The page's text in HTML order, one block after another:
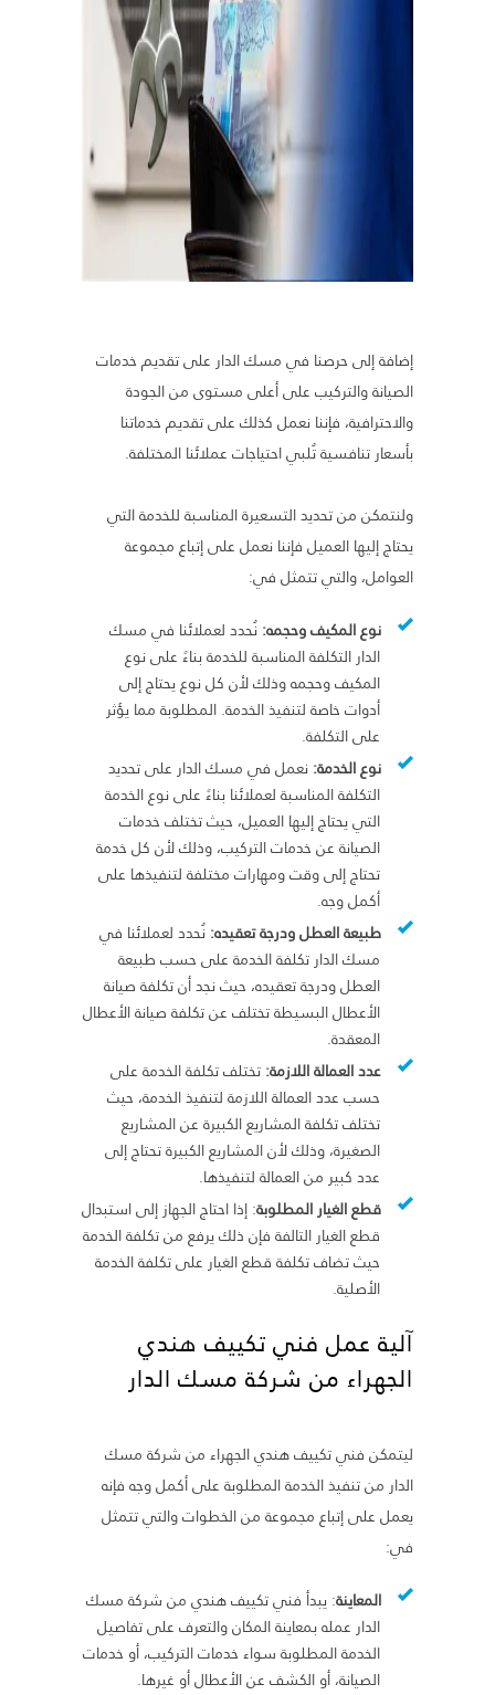
إضافة إلى حرصنا في مسك الدار على تقديم خدمات
الصيانة والتركيب على أعلى مستوى من الجودة
والاحترافية، فإننا نعمل كذلك على تقديم خدماتنا
بأسعار تنافسية تُلبي احتياجات عملائنا المختلفة.
ولنتمكن من تحديد التسعيرة المناسبة للخدمة التي
يحتاج إليها العميل فإننا نعمل على إتباع مجموعة
العوامل، والتي تتمثل في:
نوع المكيف وحجمه:نُحدد لعملائنا في مسك
الدار التكلفة المناسبة للخدمة بناءً على نوع
المكيف وحجمه وذلك لأن كل نوع يحتاج إلى
أدوات خاصة لتنفيذ الخدمة. المطلوبة مما يؤثر
على التكلفة.
نوع الخدمة:نعمل في مسك الدار على تحديد
التكلفة المناسبة لعملائنا بناءً على نوع الخدمة
التي يحتاج إليها العميل، حيث تختلف خدمات
الصيانة عن خدمات التركيب، وذلك لأن كل خدمة
تحتاج إلى وقت ومهارات مختلفة لتنفيذها على
أكمل وجه.
طبيعة العطل ودرجة تعقيده:نُحدد لعملائنا في
مسك الدار تكلفة الخدمة على حسب طبيعة
العطل ودرجة تعقيده، حيث نجد أن تكلفة صيانة
الأعطال البسيطة تختلف عن تكلفة صيانة الأعطال
المعقدة.
عدد العمالة اللازمة:تختلف تكلفة الخدمة على
حسب عدد العمالة اللازمة لتنفيذ الخدمة، حيث
تختلف تكلفة المشاريع الكبيرة عن المشاريع
الصغيرة، وذلك لأن المشاريع الكبيرة تحتاج إلى
عدد كبير من العمالة لتنفيذها.
قطع الغيار المطلوبة: إذا احتاج الجهاز إلى استبدال
قطع الغيار التالفة فإن ذلك يرفع من تكلفة الخدمة
حيث تضاف تكلفة قطع الغيار على تكلفة الخدمة
الأصلية.
آلية عمل فني تكييف هندي
الجهراء من شركة مسك الدار
ليتمكن فني تكييف هندي الجهراء من شركة مسك
الدار من تنفيذ الخدمة المطلوبة على أكمل وجه فإنه
يعمل على إتباع مجموعة من الخطوات والتي تتمثل
في:
المعاينة: يبدأ فني تكييف هندي من شركة مسك
الدار عمله بمعاينة المكان والتعرف على تفاصيل
الخدمة المطلوبة سواء خدمات التركيب، أو خدمات
الصيانة، أو الكشف عن الأعطال أو غيرها.